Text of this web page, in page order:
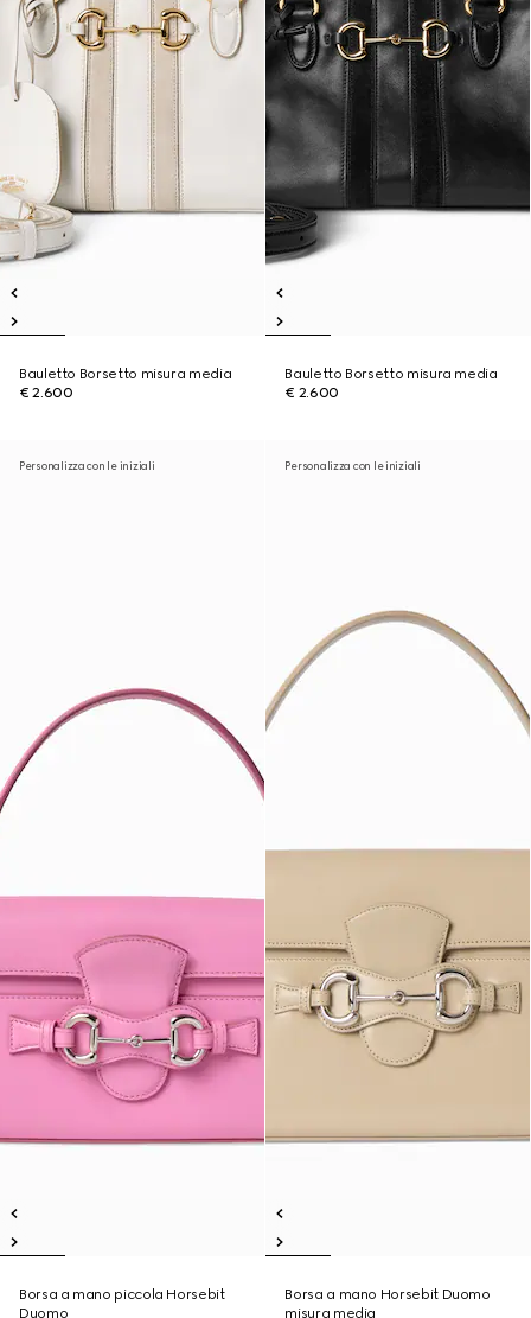
Bauletto Borsetto misura media
€ 2.600
Bauletto Borsetto misura media
€ 2.600
Personalizza con le iniziali
Borsa a mano piccola Horsebit
Duomo
Personalizza con le iniziali
Borsa a mano Horsebit Duomo
misura media